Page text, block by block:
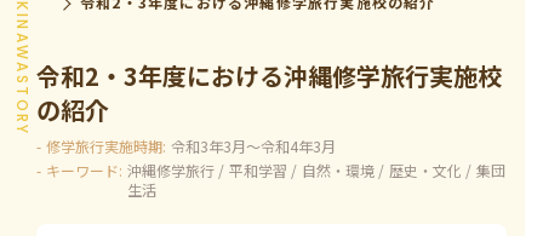
沖縄を知る
お知らせ
令和2・3年度における沖縄修学旅行実施校
の紹介
修学旅行実施時期: 令和3年3月～令和4年3月
キーワード: 沖縄修学旅行 平和学習 自然・環境 歴史・文化
集団
生活